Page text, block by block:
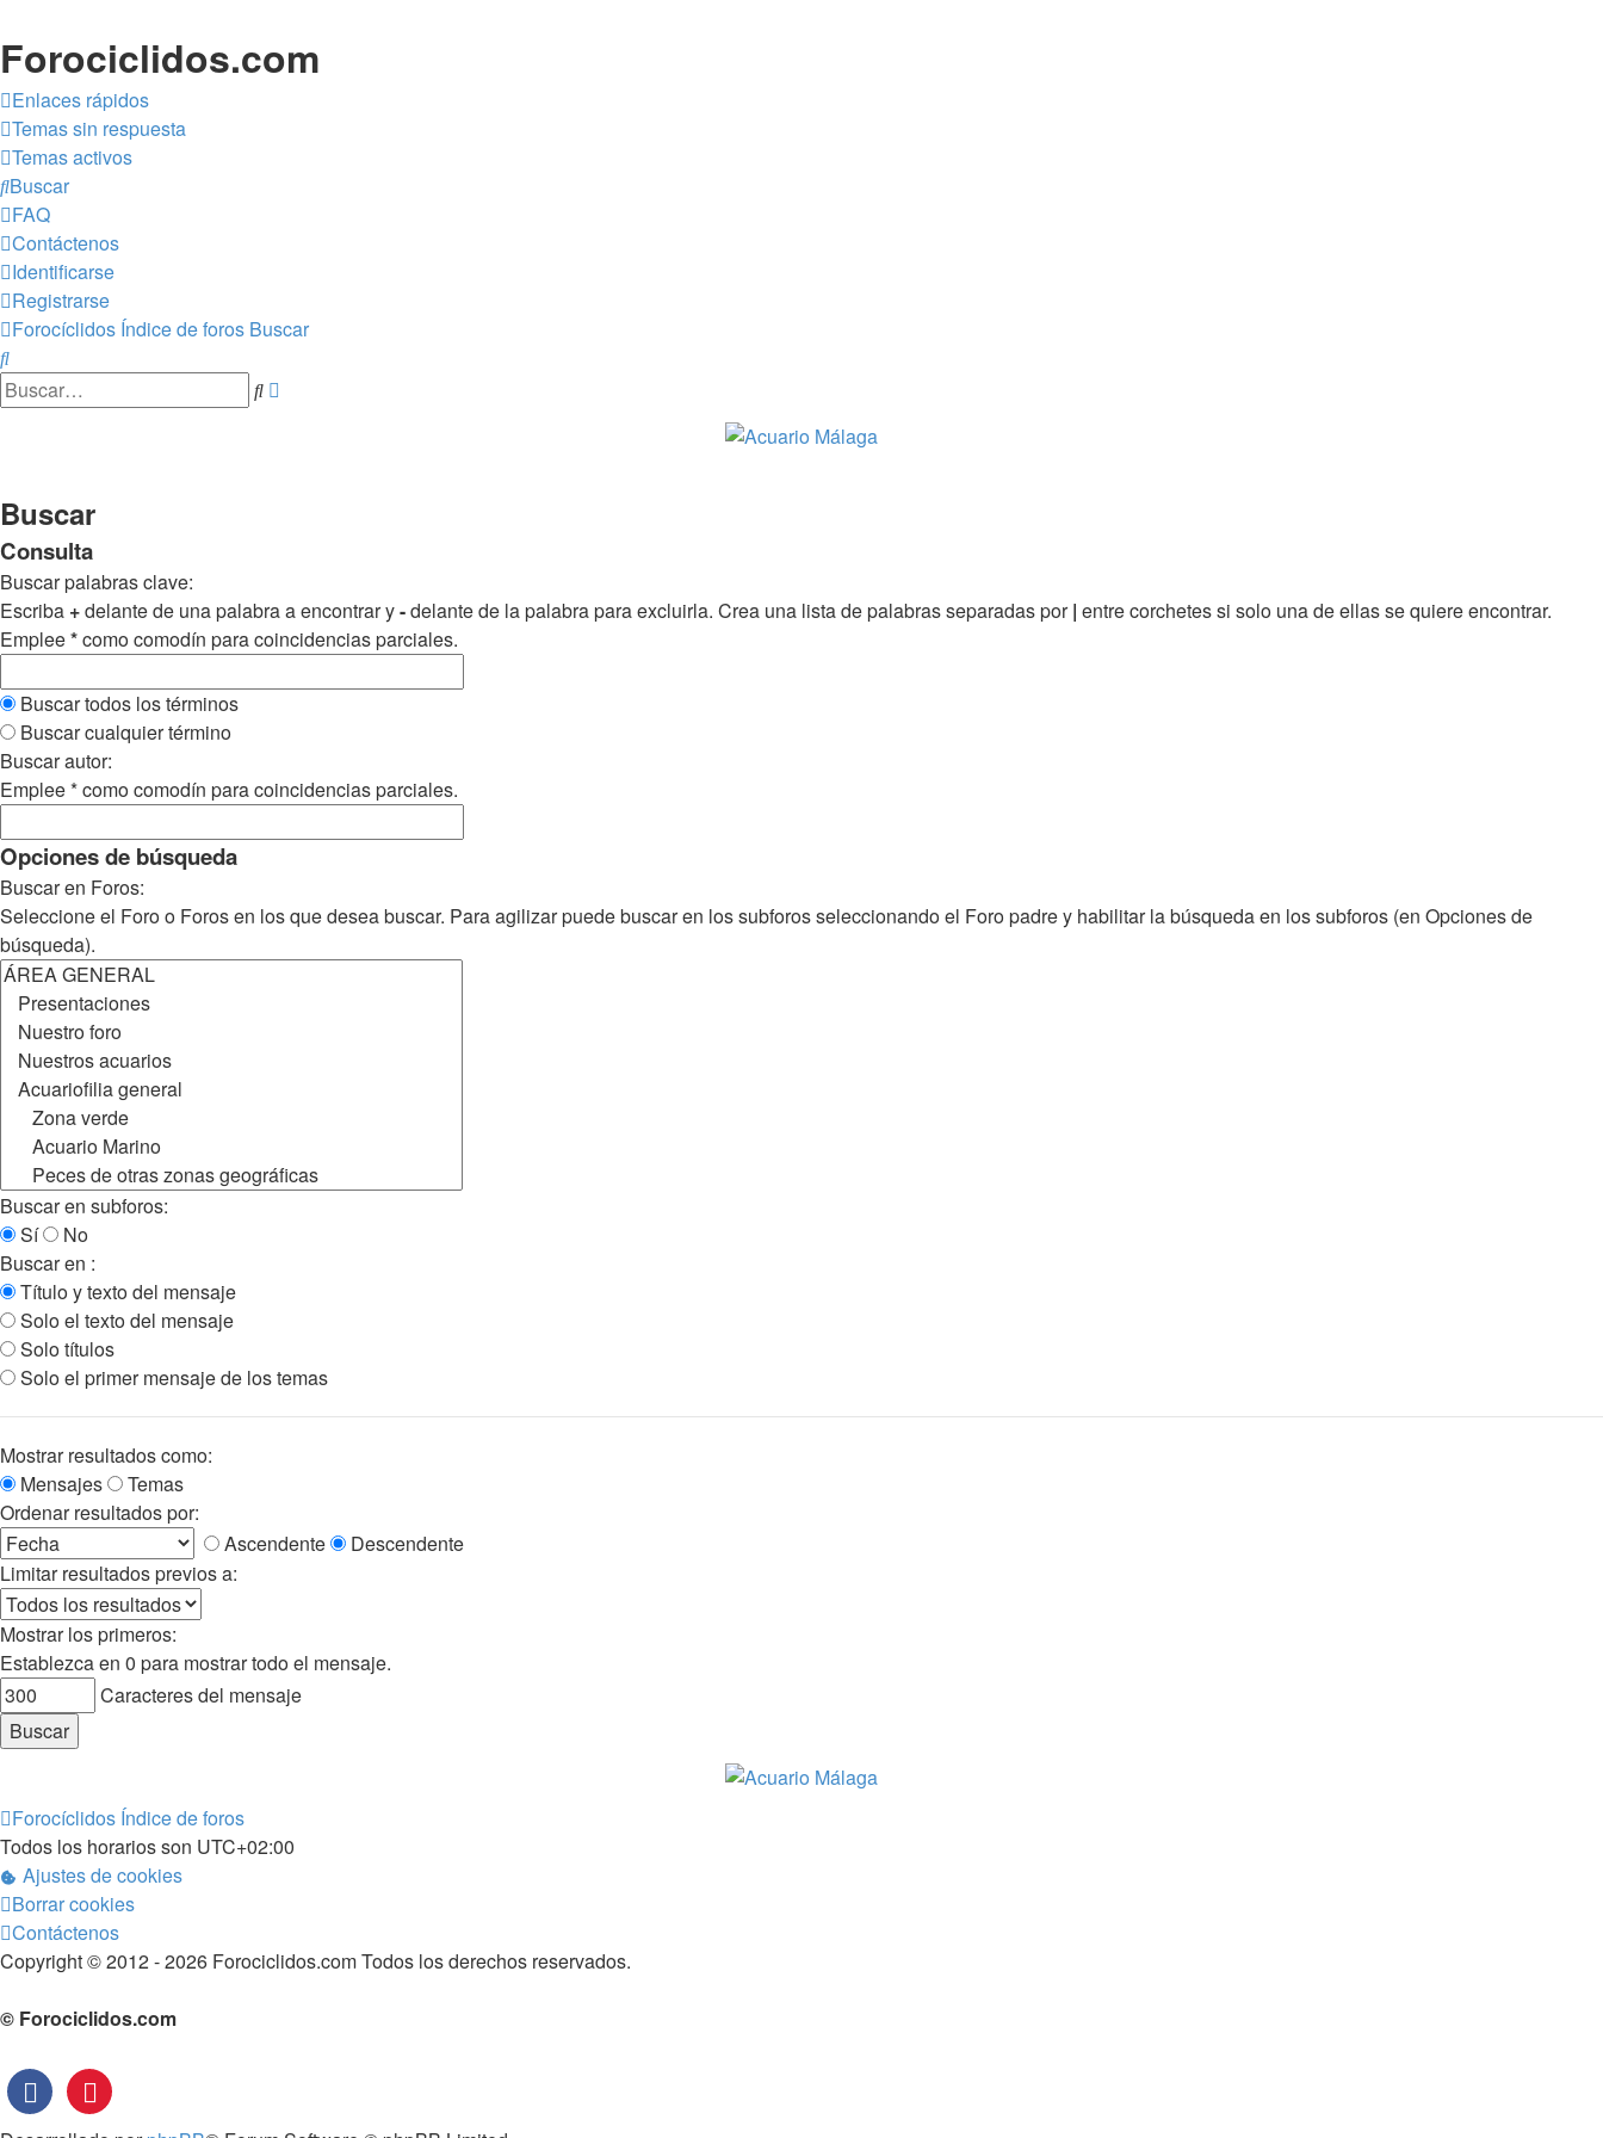
Forociclidos.com
Enlaces rápidos
Temas sin respuesta
Temas activos
Buscar
FAQ
Contáctenos
Identificarse
Registrarse
Forocíclidos Índice de foros Buscar
Buscar
Buscar
Buscar
Consulta
Buscar palabras clave:
Escriba +delante de una palabra a encontrar y-delante de la palabra para excluirla. Crea una lista de palabras separadas por| entre corchetes si solo una de ellas se quiere encontrar.
Emplee*como comodín para coincidencias parciales.
Buscar todos los términos
Buscar cualquier término
Buscar autor:
Emplee * como comodín para coincidencias parciales.
Opciones de búsqueda
Buscar en Foros:
Seleccione el Foro o Foros en los que desea buscar. Para agilizar puede buscar en los subforos seleccionando el Foro padre y habilitar la búsqueda en los subforos (en Opciones de
búsqueda).
Buscar en subforos:
Sí
No
Buscar en :
Título y texto del mensaje
Solo el texto del mensaje
Solo títulos
Solo el primer mensaje de los temas
Mostrar resultados como:
Mensajes
Temas
Ordenar resultados por:
Ascendente
Descendente
Limitar resultados previos a:
Mostrar los primeros:
Establezca en 0 para mostrar todo el mensaje.
Caracteres del mensaje
Forocíclidos Índice de foros
Todos los horarios son UTC+02:00
Ajustes de cookies
Borrar cookies
Contáctenos
Copyright © 2012 - 2026 Forociclidos.com Todos los derechos reservados.
© Forociclidos.com